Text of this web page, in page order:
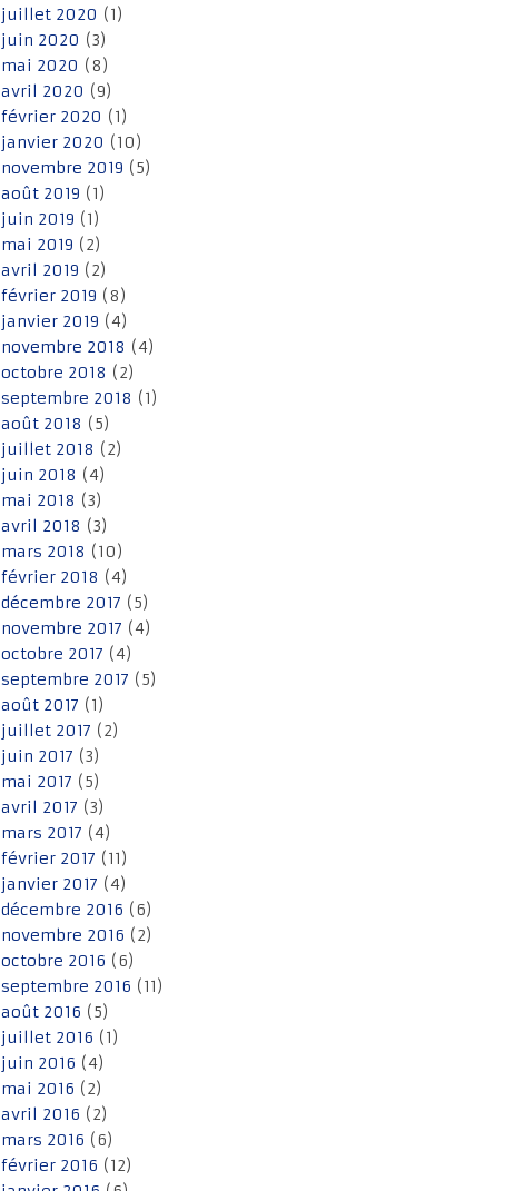
juillet 2020 (1)
juin 2020 (3)
mai 2020 (8)
avril 2020 (9)
février 2020 (1)
janvier 2020 (10)
novembre 2019 (5)
août 2019 (1)
juin 2019 (1)
mai 2019 (2)
avril 2019 (2)
février 2019 (8)
janvier 2019 (4)
novembre 2018 (4)
octobre 2018 (2)
septembre 2018 (1)
août 2018 (5)
juillet 2018 (2)
juin 2018 (4)
mai 2018 (3)
avril 2018 (3)
mars 2018 (10)
février 2018 (4)
décembre 2017 (5)
novembre 2017 (4)
octobre 2017 (4)
septembre 2017 (5)
août 2017 (1)
juillet 2017 (2)
juin 2017 (3)
mai 2017 (5)
avril 2017 (3)
mars 2017 (4)
février 2017 (11)
janvier 2017 (4)
décembre 2016 (6)
novembre 2016 (2)
octobre 2016 (6)
septembre 2016 (11)
août 2016 (5)
juillet 2016 (1)
juin 2016 (4)
mai 2016 (2)
avril 2016 (2)
mars 2016 (6)
février 2016 (12)